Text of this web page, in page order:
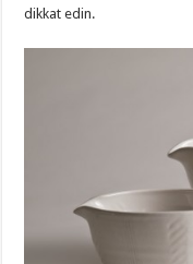
dikkat edin.